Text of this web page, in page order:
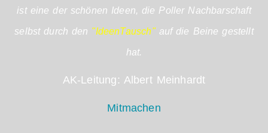
ist eine der schönen Ideen, die Poller Nachbarschaft
selbst durch den "IdeenTausch"auf die Beine gestellt
hat.
AK-Leitung: Albert Meinhardt
Mitmachen